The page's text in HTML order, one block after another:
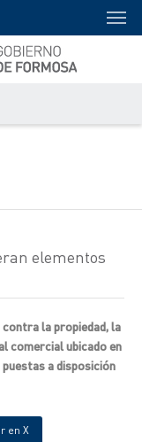
elementos
la propiedad, la
comercial ubicado en
a disposición
en X